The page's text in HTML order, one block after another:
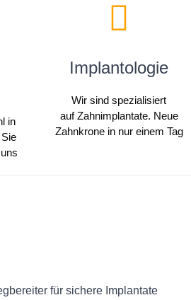
in
Implantologie
Wir sind spezialisiert
auf Zahnimplantate. Neue
Zahnkrone in nur einem Tag
für sichere Implantate